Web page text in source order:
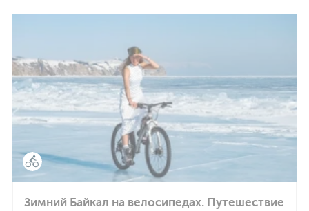
Зимний Байкал на велосипедах. Путешествие